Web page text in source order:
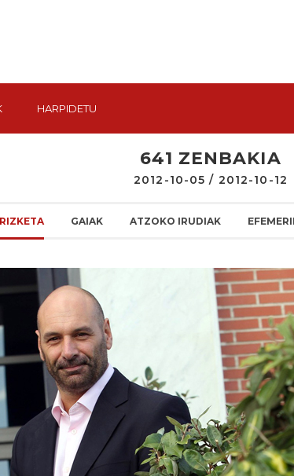
HARPIDETU
641 ZENBAKIA
2012-10-05 / 2012-10-12
GAIAK ATZOKO IRUDIAK